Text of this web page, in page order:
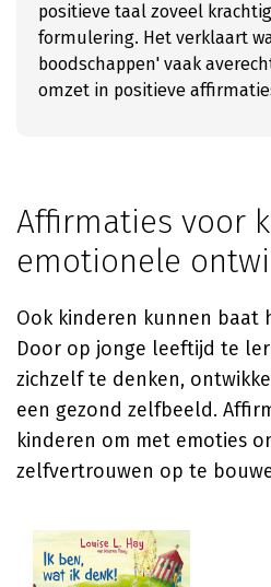
positieve taal zoveel
formulering. Het verklaart
boodschappen' vaak
omzet in positieve
Affirmaties voor
emotionele
Ook kinderen kunnen baat
Door op jonge leeftijd te
zichzelf te denken,
een gezond zelfbeeld.
kinderen om met emoties
zelfvertrouwen op te